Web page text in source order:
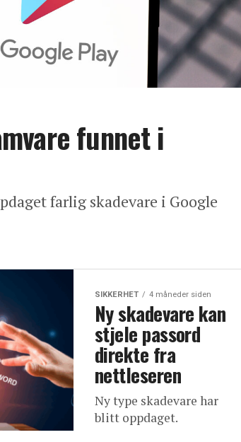
funnet i
farlig skadevare i Google
SIKKERHET 4 måneder siden
Ny skadevare kan
stjele passord
direkte fra
nettleseren
Ny type skadevare har
blitt oppdaget.